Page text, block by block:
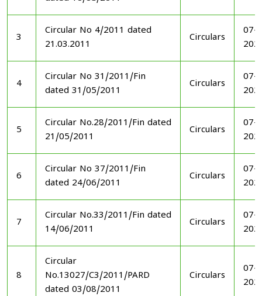
3
Circular No 4/2011 dated
21.03.2011
Circulars
07-
4
Circular No 31/2011/Fin
dated 31/05/2011
Circulars
07-
5
Circular No.28/2011/Fin dated
21/05/2011
Circulars
07-
6
Circular No 37/2011/Fin
dated 24/06/2011
Circulars
07-
7
Circular No.33/2011/Fin dated
14/06/2011
Circulars
07-
8
Circular
No.13027/C3/2011/PARD
dated 03/08/2011
Circulars
07-